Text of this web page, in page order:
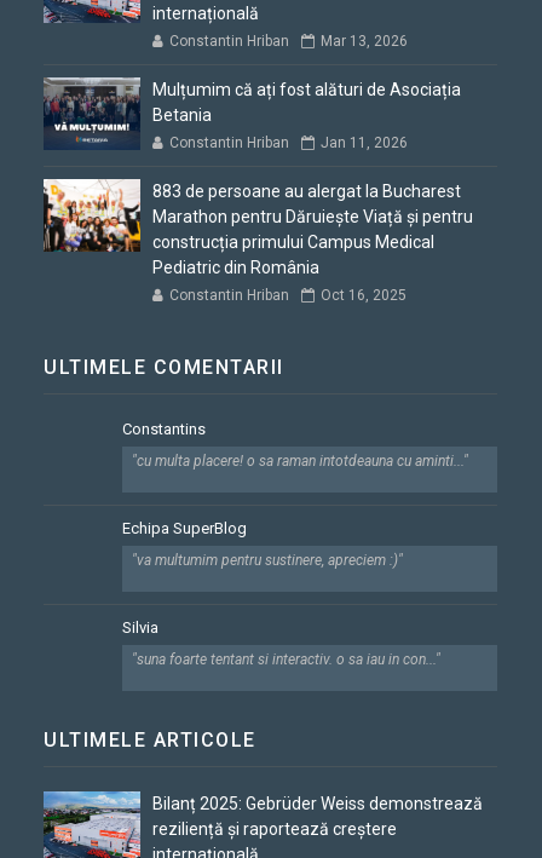
internațională
Constantin Hriban Mar 13, 2026
Mulțumim că ați fost alături de Asociația
Betania
Constantin Hriban Jan 11, 2026
883 de persoane au alergat la Bucharest
Marathon pentru Dăruiește Viață și pentru
construcția primului Campus Medical
Pediatric din România
Constantin Hriban Oct 16, 2025
ULTIMELE COMENTARII
Constantins
"cu multa placere! o sa raman intotdeauna cu aminti..."
Echipa SuperBlog
"va multumim pentru sustinere, apreciem :)"
Silvia
"suna foarte tentant si interactiv. o sa iau in con..."
ULTIMELE ARTICOLE
Bilanț 2025: Gebrüder Weiss demonstrează
reziliență și raportează creștere